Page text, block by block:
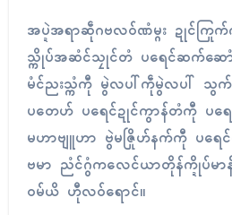
အပ္ဍဲအရာဆဵုဂဗလဝ်ဏံမ္ဂး ဍုၚ်က
သ္ကိုပ်အဆံၚ်သၠုၚ်တံ ပရေၚ်ဆက်ဆောံ
မံၚ်ညးသ္ကံကီု မွဲလပါ်ကဵုမွဲလပါ် သွ
ပတေဟ် ပရေၚ်ဍုၚ်ကွာန်တံကီု ပရေ
မဟာဗျူဟာ ဗွဲမဇြိုဟ်နက်ကီု ပရေ
ဗမာ ညံၚ်ဂွံကလေၚ်ယာတိုန်က္ဍိုပ်မ
ဝမ်ယိ ဟီုလဝ်ရောၚ်။